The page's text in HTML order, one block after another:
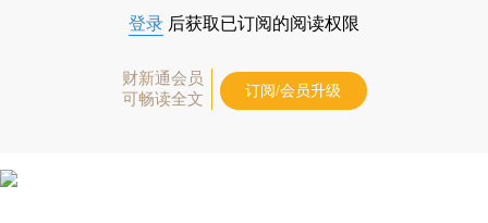
登录 后获取已订阅的阅读权限
财新通会员
可畅读全文
订阅/会员升级